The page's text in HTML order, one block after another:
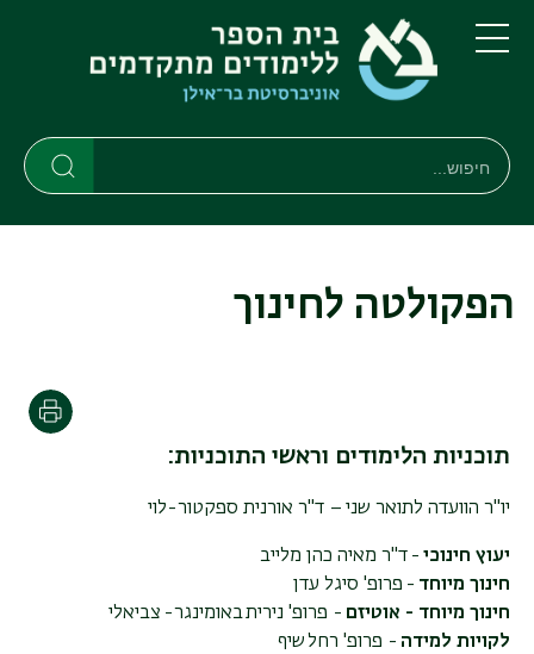
לתוכן
העיקרי
לתפריט
ניווט
ראשי
תפריט
חיפוש
חיפוש
הפקולטה לחינוך
Print
תוכניות הלימודים וראשי התוכניות:
יו"ר הוועדה לתואר שני – ד"ר אורנית ספקטור-לוי
יעוץ חינוכי - ד"ר מאיה כהן מלייב
חינוך מיוחד - פרופ' סיגל עדן
חינוך מיוחד - אוטיזם - פרופ' נירית באומינגר- צביאלי
לקויות למידה - פרופ' רחל שיף